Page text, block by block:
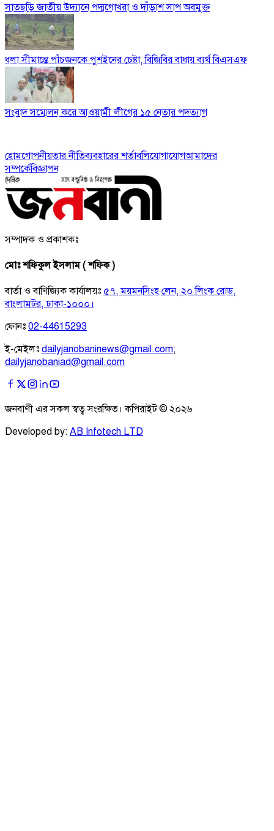
সাতছড়ি জাতীয় উদ্যানে পদ্মগোখরা ও দাঁড়াশ সাপ অবমুক্ত
ধলা সীমান্তে পাঁচজনকে পুশইনের চেষ্টা, বিজিবির বাধায় ব্যর্থ বিএসএফ
সংবাদ সম্মেলন করে আওয়ামী লীগের ১৫ নেতার পদত্যাগ
হোমগোপনীয়তার নীতিব্যবহারের শর্তাবলিযোগাযোগআমাদের
সম্পর্কেবিজ্ঞাপন
সম্পাদক ও প্রকাশকঃ
মোঃ শফিকুল ইসলাম ( শফিক )
বার্তা ও বাণিজ্যিক কার্যালয়ঃ ৫৭, ময়মনসিংহ লেন, ২০ লিংক রোড,
বাংলামটর, ঢাকা-১০০০।
ফোনঃ 02-44615293
ই-মেইলঃ dailyjanobaninews@gmail.com;
dailyjanobaniad@gmail.com
জনবাণী এর সকল স্বত্ব সংরক্ষিত। কপিরাইট © ২০২৬
Developed by: AB Infotech LTD